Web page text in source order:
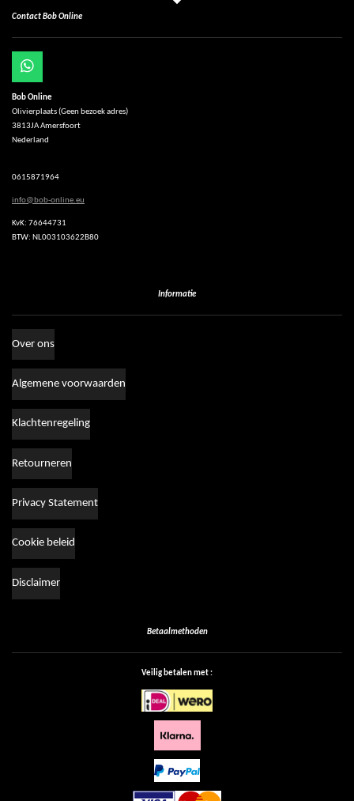
Contact Bob Online
W
h
a
t
s
A
p
Bob Online
Olivierplaats (Geen bezoek adres)
3813JA Amersfoort
Nederland
0615871964
info@bob-online.eu
KvK: 76644731
BTW: NL003103622B80
Informatie
Over ons
Algemene voorwaarden
Klachtenregeling
Retourneren
Privacy Statement
Cookie beleid
Disclaimer
Betaalmethoden
Veilig betalen met :